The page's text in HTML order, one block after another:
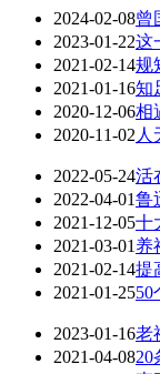
2024-02-08曾
2023-01-22这
2021-02-14规
2021-01-16知
2020-12-06相
2020-11-02 人
2022-05-24活
2022-04-01鲁
2021-12-05十
2021-03-01 养
2021-02-14提
2021-01-2550
2023-01-16老
2021-04-0820